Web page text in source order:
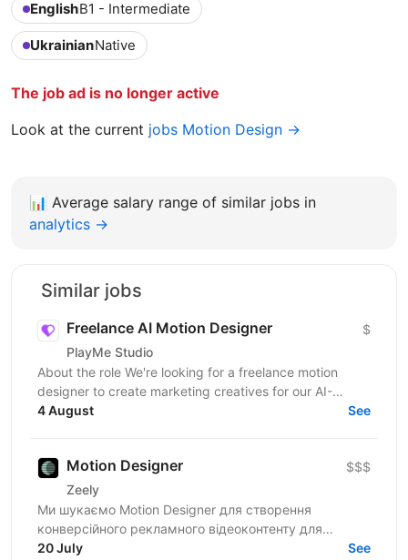
EnglishB1 - Intermediate
UkrainianNative
The job ad is no longer active
Look at the current jobs Motion Design →
📊 Average salary range of similar jobs in
analytics →
Similar jobs
Freelance AI Motion Designer
PlayMe Studio
$
About the role We're looking for a freelance motion
designer to create marketing creatives for our AI-
powered products and games. Work is organized by...
4 August See
Motion Designer
Zeely
$$$
Ми шукаємо Motion Designer для створення
конверсійного рекламного відеоконтенту для
соціальних мереж. Якщо ти відчуваєш, що
20 July See